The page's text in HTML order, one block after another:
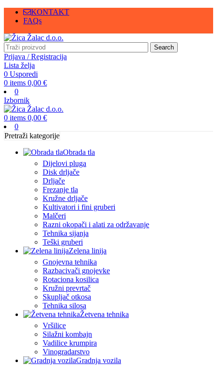
KONTAKT
FAQs
Search
Prijava / Registracija
Lista želja
0 Usporedi
0 items 0,00 €
0
Izbornik
0 items 0,00 €
0
Pretraži kategorije
Obrada tla
Dijelovi pluga
Disk drljače
Drljače
Frezanje tla
Kružne drljače
Kultivatori i fini gruberi
Malčeri
Razni okopači i alati za održavanje
Tehnika sijanja
Teški gruberi
Zelena linija
Gnojevna tehnika
Razbacivači gnojevke
Rotaciona kosilica
Kružni prevrtač
Skupljač otkosa
Tehnika silosa
Žetvena tehnika
Vršilice
Silažni kombajn
Vadilice krumpira
Vinogradarstvo
Gradnja vozila